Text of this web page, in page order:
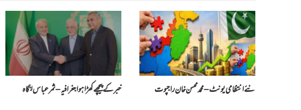
​نئے انتظامی یونٹ – محمد محسن خان راجپوت خبر کے پیچھے کھڑا ہوا جغرافیہ – ثمر عباس لنگاہ